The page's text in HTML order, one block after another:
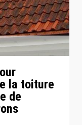
la toiture
de